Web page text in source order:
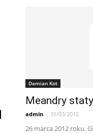
Damian Kot
Meandry
admin - 31/03/2012
26 marca 2012 roku,